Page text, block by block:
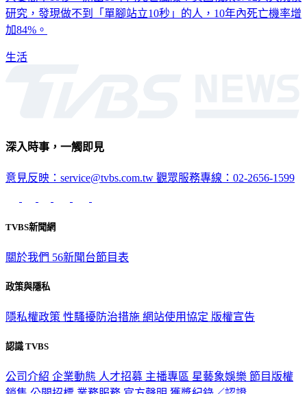
研究，發現做不到「單腳站立10秒」的人，10年內死亡機率增
加84%。
生活
深入時事，一觸即見
意見反映：service@tvbs.com.tw 觀眾服務專線：02-2656-1599
TVBS新聞網
關於我們 56新聞台節目表
政策與隱私
隱私權政策 性騷擾防治措施 網站使用協定 版權宣告
認識 TVBS
公司介紹 企業動態 人才招募 主播專區 星藝象娛樂 節目版權